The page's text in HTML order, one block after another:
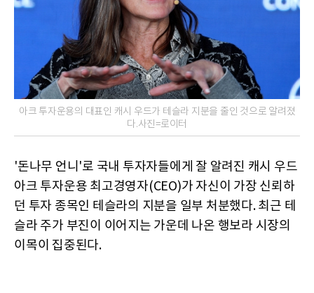
아크 투자운용의 대표인 캐시 우드가 테슬라 지분을 줄인 것으로 알려졌
다.사진=로이터
'돈나무 언니'로 국내 투자자들에게 잘 알려진 캐시 우드
아크 투자운용 최고경영자(CEO)가 자신이 가장 신뢰하
던 투자 종목인 테슬라의 지분을 일부 처분했다. 최근 테
슬라 주가 부진이 이어지는 가운데 나온 행보라 시장의
이목이 집중된다.